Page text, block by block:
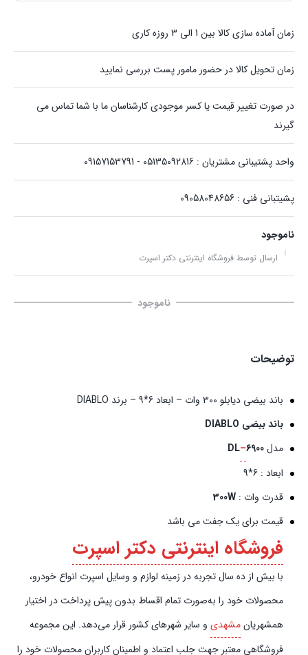
زمان آماده سازی کالا بین 1 الی 3 روزه کاری
زمان تحویل کالا در حضور مامور پست بررسی نمایید
در صورت تغییر قیمت یا کسر موجودی کارشناسان ما با شما تماس می
گیرند
واحد پشتیبانی مشتریان : 05135092816 - 09157153791
پشیتبانی فنی : 09058048656
ناموجود
ارسال توسط فروشگاه اینترنتی دکتر اسپرت
ناموجود
توضیحات
باند بیضی دیابلو 300 وات – ابعاد 6*9 – برند DIABLO
باند بیضی DIABLO
مدل
DL–6900
ابعاد : 6*9
قدرت وات : 300W
قیمت برای یک جفت می باشد
فروشگاه اینترنتی دکتر اسپرت
با بیش از ده سال تجربه در زمینه لوازم و وسایل اسپرت انواع خودرو،
محصولات خود را به‌صورت تمام اقساط بدون پیش‌‎ پرداخت در اختیار
همشهریانمشهدی و سایر شهرهای کشور قرار می‌دهد. این مجموعه
فروشگاهی معتبر جهت جلب اعتماد و اطمینان کاربران محصولات خود را